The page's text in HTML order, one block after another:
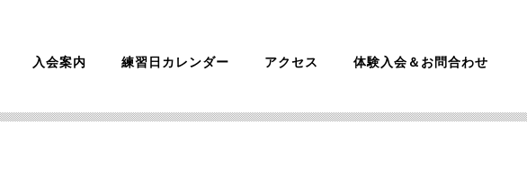
入会案内 練習日カレンダー アクセス 体験入会＆お問合わせ